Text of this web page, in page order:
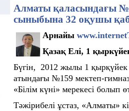
Алматы қаласындағы
сыныбына 32 оқушы
Арнайы
Қазақ Елі, 1
Бүгін, 2012 жылы 1
атындағы №159 мектеп-
«Білім күні» мерекесі болып
Тәжірибелі ұстаз, «Алматы»